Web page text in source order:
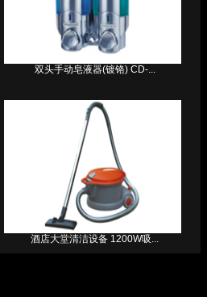
双头手动皂液器(镀铬) CD-...
酒店大堂清洁设备 1200W吸...